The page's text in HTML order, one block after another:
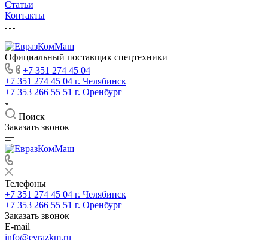
Статьи
Контакты
Официальный поставщик спецтехники
+7 351 274 45 04
+7 351 274 45 04 г. Челябинск
+7 353 266 55 51 г. Оренбург
Поиск
Заказать звонок
Телефоны
+7 351 274 45 04 г. Челябинск
+7 353 266 55 51 г. Оренбург
Заказать звонок
E-mail
info@evrazkm.ru